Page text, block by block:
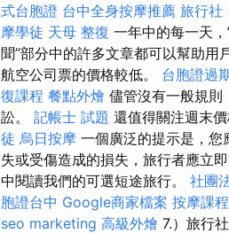
式台胞證 台中全身按摩推薦 旅行社
摩學徒 天母 整復 一年中的每一天
聞”部分中的許多文章都可以幫助用
航空公司票的價格較低。 台胞證過
復課程 餐點外燴 儘管沒有一般規則
訟。 記帳士 試題 還值得關注週末
徒 烏日按摩 一個廣泛的提示是，您
失或受傷造成的損失，旅行者應立
中閱讀我們的可選短途旅行。 社團
胞證台中 Google商家檔案 按摩課
seo marketing 高級外燴 7.）旅行